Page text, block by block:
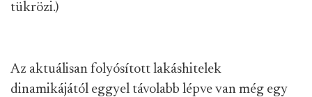
tükrözi.)
Az aktuálisan folyósított lakáshitelek
dinamikájától eggyel távolabb lépve van még egy